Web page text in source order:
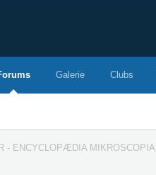
Galerie Clubs
- ENCYCLOPÆDIA